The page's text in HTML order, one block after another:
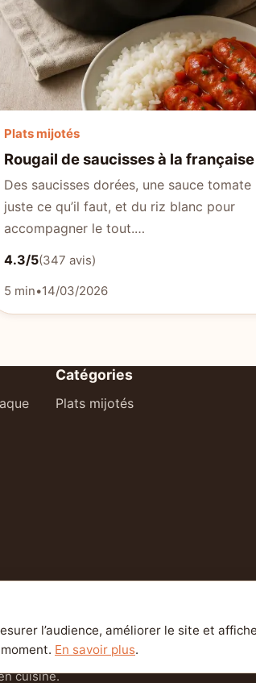
Plats mijotés
Rougail de saucisses à la française
Des saucisses dorées, une sauce tomate
juste ce qu’il faut, et du riz blanc pour
accompagner le tout.…
4.3/5(347 avis)
5 min•14/03/2026
Catégories
Plats mijotés
cuisine.
l’audience, améliorer le site et
En savoir plus.